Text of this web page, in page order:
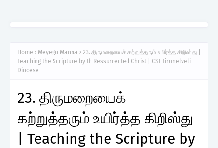
Home Meyego Manna
23. திருமறையைக் கற்றுத்தரும் உயிர்த்த கிறிஸ்து |
Teaching the Scripture by th Ressurrected Christ | CSI Tirunelveli
Diocese
23. திருமறையைக்
கற்றுத்தரும் உயிர்த்த கிறிஸ்து
| Teaching the Scripture by